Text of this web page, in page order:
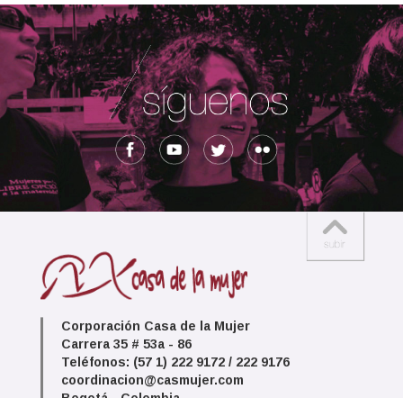
Corporación Casa de la Mujer
Carrera 35 # 53a - 86
Teléfonos: (57 1) 222 9172 / 222 9176
coordinacion@casmujer.com